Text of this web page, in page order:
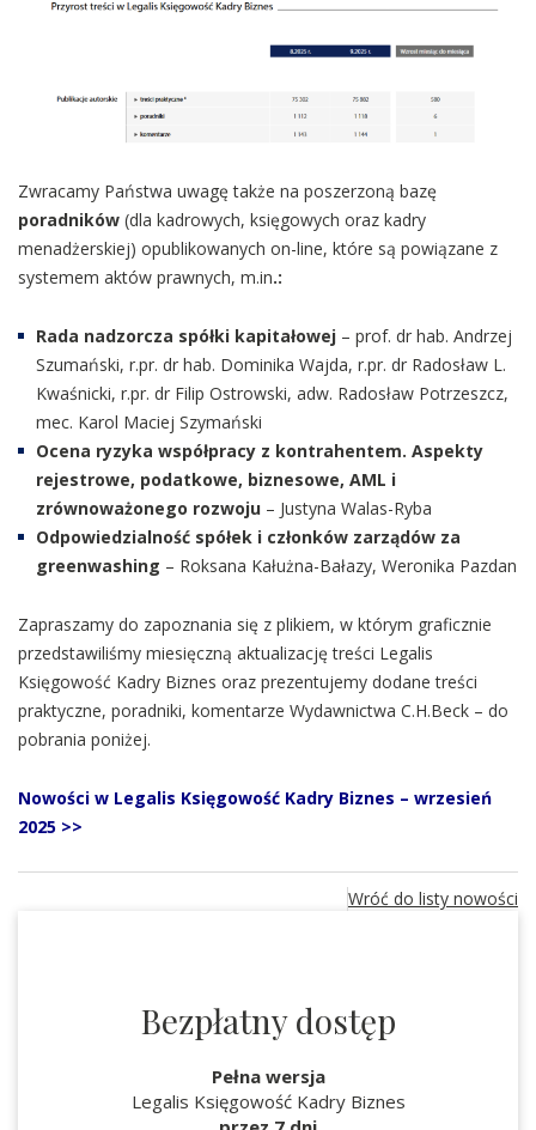
Zwracamy Państwa uwagę także na poszerzoną bazę
poradników (dla kadrowych, księgowych oraz kadry
menadżerskiej) opublikowanych on-line, które są powiązane z
systemem aktów prawnych, m.in.:
Rada nadzorcza spółki kapitałowej – prof. dr hab. Andrzej
Szumański, r.pr. dr hab. Dominika Wajda, r.pr. dr Radosław L.
Kwaśnicki, r.pr. dr Filip Ostrowski, adw. Radosław Potrzeszcz,
mec. Karol Maciej Szymański
Ocena ryzyka współpracy z kontrahentem. Aspekty
rejestrowe, podatkowe, biznesowe, AML i
zrównoważonego rozwoju – Justyna Walas-Ryba
Odpowiedzialność spółek i członków zarządów za
greenwashing – Roksana Kałużna-Bałazy, Weronika Pazdan
Zapraszamy do zapoznania się z plikiem, w którym graficznie
przedstawiliśmy miesięczną aktualizację treści Legalis
Księgowość Kadry Biznes oraz prezentujemy dodane treści
praktyczne, poradniki, komentarze Wydawnictwa C.H.Beck – do
pobrania poniżej.
Nowości w Legalis Księgowość Kadry Biznes – wrzesień
2025 >>
Wróć do listy nowości
Bezpłatny dostęp
Pełna wersja
Legalis Księgowość Kadry Biznes